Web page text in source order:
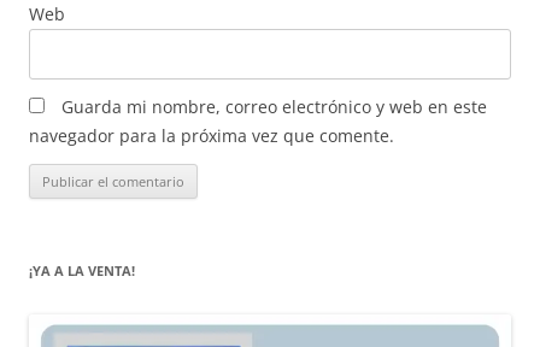
Web
Guarda mi nombre, correo electrónico y web en este
navegador para la próxima vez que comente.
¡YA A LA VENTA!